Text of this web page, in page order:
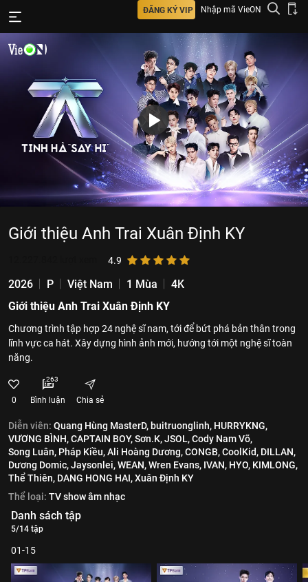
ĐĂNG KÝ VIP Nhập mã VieON
Giới thiệu Anh Trai Xuân Định KY
4.9
2026 P Việt Nam 1 Mùa
4K
Giới thiệu Anh Trai Xuân Định KY
Chương trình tập hợp 24 nghệ sĩ nam, tới để bứt phá bản thân trong
lĩnh vực ca hát. Xây dựng hình ảnh mới, hướng tới một nghệ sĩ toàn
năng.
0
263
Bình luận Chia sẻ
Diễn viên: Quang Hùng MasterD, buitruonglinh, HURRYKNG,
VƯƠNG BÌNH,CAPTAIN BOY,Sơn.K,JSOL,Cody Nam Võ,
Song Luân, Pháp Kiều,Ali Hoàng Dương,CONGB,CoolKid, DILLAN,
Dương Domic,Jaysonlei,WEAN,Wren Evans, IVAN, HYO, KIMLONG,
Thể Thiên, DANG HONG HAI,Xuân Định KY
Thể loại: TV show âm nhạc
Danh sách tập
5/14 tập
01-15